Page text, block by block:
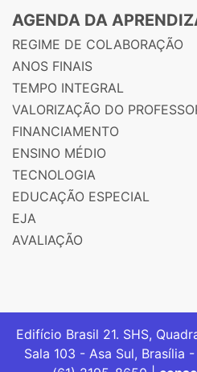
AGENDA DA
REGIME DE COLABORAÇÃO
ANOS FINAIS
TEMPO INTEGRAL
VALORIZAÇÃO DO
FINANCIAMENTO
ENSINO MÉDIO
TECNOLOGIA
EDUCAÇÃO ESPECIAL
EJA
AVALIAÇÃO
Edifício Brasil 21. SHS,
Sala 103 - Asa Sul, Brasília -